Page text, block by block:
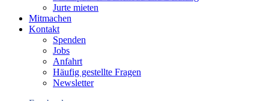
Jurte mieten
Mitmachen
Kontakt
Spenden
Jobs
Anfahrt
Häufig gestellte Fragen
Newsletter